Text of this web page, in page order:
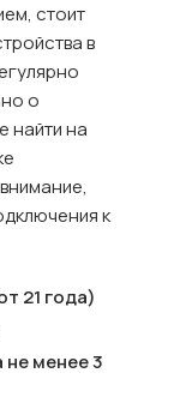
стоит
в
о
найти на
к
21 года)
менее 3